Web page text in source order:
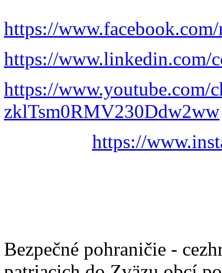
https://
https://www.linkedin.com/
https://www.youtube.com/
zklTsm0RMV230Ddw2ww
https://
Bezpečné pohraničie -